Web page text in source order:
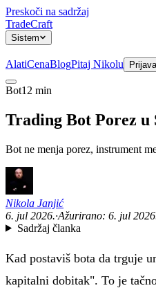
Preskoči na sadržaj
TradeCraft
Sistem
AlatiCenaBlogPitaj Nikolu Prijava
Sistem
Bot12 min
Trading Bot Porez
Bot ne menja porez, instrument
Nikola Janjić
6. jul 2026.·Ažurirano: 6. jul
Sadržaj članka
Kad postaviš bota da trguje
kapitalni dobitak". To je